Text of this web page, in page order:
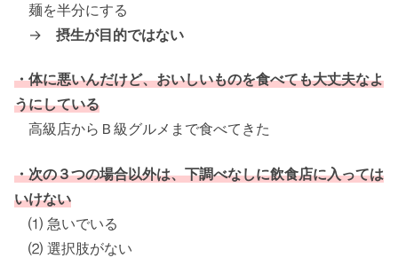
麺を半分にする
→ 摂生が目的ではない
・体に悪いんだけど、おいしいものを食べても大丈夫なよ
うにしている
高級店からＢ級グルメまで食べてきた
・次の３つの場合以外は、下調べなしに飲食店に入っては
いけない
⑴ 急いでいる
⑵ 選択肢がない